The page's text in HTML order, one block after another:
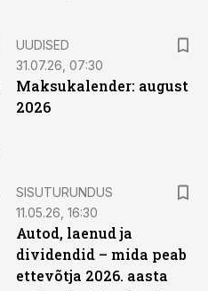
UUDISED
31.07.26, 07:30
Maksukalender: august
2026
SISUTURUNDUS
11.05.26, 16:30
Autod, laenud ja
dividendid – mida peab
ettevõtja 2026. aasta